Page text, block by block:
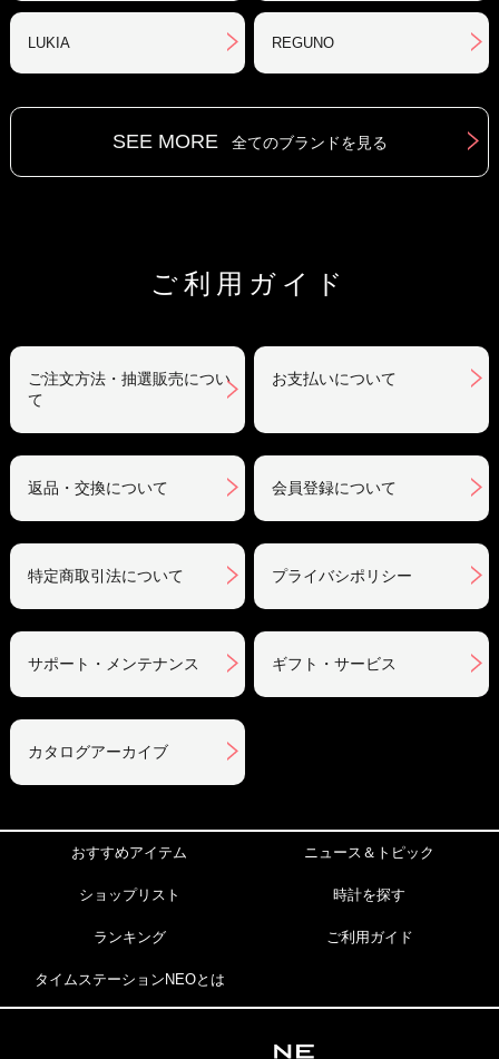
LUKIA REGUNO
SEE MORE 全てのブランドを見る
ご利用ガイド
ご注文方法・抽選販売につい
て
お支払いについて
返品・交換について 会員登録について
特定商取引法について プライバシポリシー
サポート・メンテナンス ギフト・サービス
カタログアーカイブ
おすすめアイテム ニュース＆トピック
ショップリスト 時計を探す
ランキング ご利用ガイド
タイムステーションNEOとは